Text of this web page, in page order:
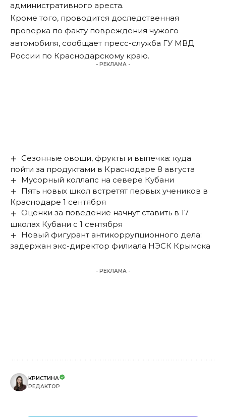
административного ареста.
Кроме того, проводится доследственная
проверка по факту повреждения чужого
автомобиля, сообщает пресс-служба ГУ МВД
России по Краснодарскому краю.
- РЕКЛАМА -
Сезонные овощи, фрукты и выпечка: куда
пойти за продуктами в Краснодаре 8 августа
Мусорный коллапс на севере Кубани
Пять новых школ встретят первых учеников в
Краснодаре 1 сентября
Оценки за поведение начнут ставить в 17
школах Кубани с 1 сентября
Новый фигурант антикоррупционного дела:
задержан экс-директор филиала НЭСК Крымска
- РЕКЛАМА -
КРИСТИНА
РЕДАКТОР